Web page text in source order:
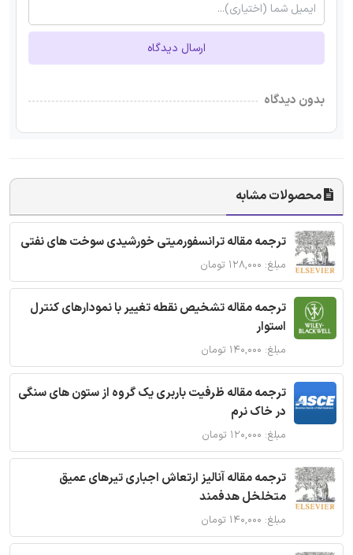
ارسال دیدگاه
بدون دیدگاه
محصولات مشابه
ترجمه مقاله ترانسفورمیتی خورشیدی سوخت های نفتی
مبلغ: ۱۲۸,۰۰۰ تومان
ترجمه مقاله تشخیص نقطه تغییر با نمودارهای کنترل
استوار
مبلغ: ۱۴۰,۰۰۰ تومان
ترجمه مقاله ظرفیت باربری یک گروه از ستون های سنگی
در خاک نرم
مبلغ: ۱۲۰,۰۰۰ تومان
ترجمه مقاله آنالیز ارتعاش اجباری تیرهای عمیق
متخلخل هدفمند
مبلغ: ۱۴۰,۰۰۰ تومان